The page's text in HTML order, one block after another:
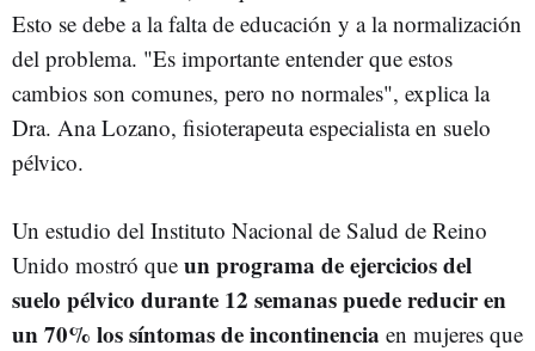
Esto se debe a la falta de educación y a la normalización
del problema. "Es importante entender que estos
cambios son comunes, pero no normales", explica la
Dra. Ana Lozano, fisioterapeuta especialista en suelo
pélvico.
Un estudio del Instituto Nacional de Salud de Reino
Unido mostró que un programa de ejercicios del
suelo pélvico durante 12 semanas puede reducir en
un 70% los síntomas de incontinencia en mujeres que